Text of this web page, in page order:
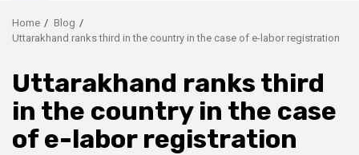
Home
Blog
Uttarakhand ranks third in the country in the case of e-labor registration
Uttarakhand ranks third
in the country in the case
of e-labor registration